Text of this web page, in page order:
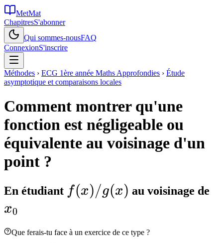
MetMat
ChapitresS'abonner
Qui sommes-nousFAQ
ConnexionS'inscrire
Méthodes › ECG 1ère année Maths Approfondies › Étude
asymptotique et comparaisons locales
Comment montrer qu'une
fonction est négligeable ou
équivalente au voisinage d'un
point ?
En étudiant f(x)/g(x)
f(x)/g(x) au voisinage de
x0
Que ferais-tu face à un exercice de ce type ?